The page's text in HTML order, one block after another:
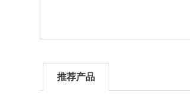
推荐产品